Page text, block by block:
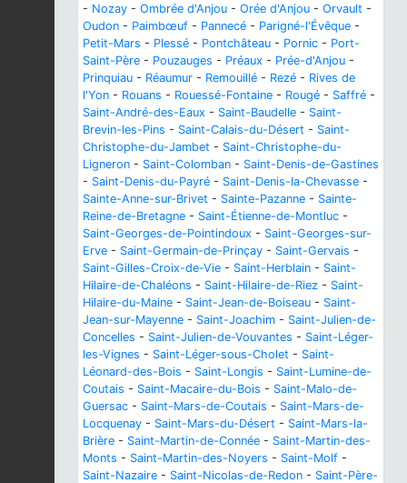
- Nozay - Ombrée d'Anjou - Orée d'Anjou - Orvault -
Oudon - Paimbœuf - Pannecé - Parigné-l'Évêque -
Petit-Mars - Plessé - Pontchâteau - Pornic - Port-
Saint-Père - Pouzauges - Préaux - Prée-d'Anjou -
Prinquiau - Réaumur - Remouillé - Rezé - Rives de
l'Yon - Rouans - Rouessé-Fontaine - Rougé - Saffré -
Saint-André-des-Eaux - Saint-Baudelle - Saint-
Brevin-les-Pins - Saint-Calais-du-Désert - Saint-
Christophe-du-Jambet - Saint-Christophe-du-
Ligneron - Saint-Colomban - Saint-Denis-de-Gastines
- Saint-Denis-du-Payré - Saint-Denis-la-Chevasse -
Sainte-Anne-sur-Brivet - Sainte-Pazanne - Sainte-
Reine-de-Bretagne - Saint-Étienne-de-Montluc -
Saint-Georges-de-Pointindoux - Saint-Georges-sur-
Erve - Saint-Germain-de-Prinçay - Saint-Gervais -
Saint-Gilles-Croix-de-Vie - Saint-Herblain - Saint-
Hilaire-de-Chaléons - Saint-Hilaire-de-Riez - Saint-
Hilaire-du-Maine - Saint-Jean-de-Boiseau - Saint-
Jean-sur-Mayenne - Saint-Joachim - Saint-Julien-de-
Concelles - Saint-Julien-de-Vouvantes - Saint-Léger-
les-Vignes - Saint-Léger-sous-Cholet - Saint-
Léonard-des-Bois - Saint-Longis - Saint-Lumine-de-
Coutais - Saint-Macaire-du-Bois - Saint-Malo-de-
Guersac - Saint-Mars-de-Coutais - Saint-Mars-de-
Locquenay - Saint-Mars-du-Désert - Saint-Mars-la-
Brière - Saint-Martin-de-Connée - Saint-Martin-des-
Monts - Saint-Martin-des-Noyers - Saint-Molf -
Saint-Nazaire - Saint-Nicolas-de-Redon - Saint-Père-